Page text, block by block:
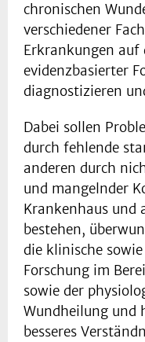
chronischen
verschiedener
Erkrankungen auf
evidenzbasierter
diagnostizieren
Dabei sollen
durch fehlende
anderen durch
und mangelnder
Krankenhaus und
bestehen,
die klinische
Forschung im
sowie der
Wundheilung und
besseres